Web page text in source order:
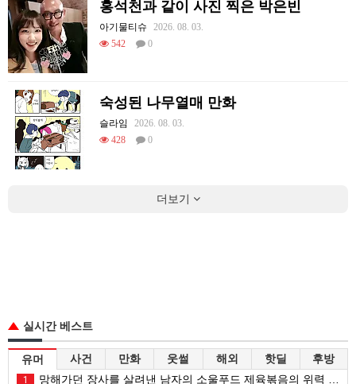
홍석천과 같이 사진 찍은 박은빈
아기물티슈
2026. 08. 03.
542
0
숙성된 나무열매 만화
슬라임
2026. 08. 03.
428
0
더보기
실시간 베스트
유머 사건 만화 웃썰 해외 핫딜 후방
1 망해가던 장사를 살려낸 남자의 소울푸드 제육볶음의 위력 ㅋㅋ